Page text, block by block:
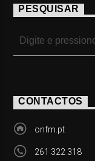
PESQUISAR
CONTACTOS
onfm.pt
261 322 318